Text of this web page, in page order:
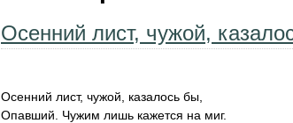
Осенний лист, чужой,
Осенний лист, чужой, казалось бы,
Опавший. Чужим лишь кажется на миг.